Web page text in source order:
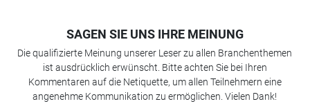
SAGEN SIE UNS IHRE MEINUNG
Die qualifizierte Meinung unserer Leser zu allen Branchenthemen
ist ausdrücklich erwünscht. Bitte achten Sie bei Ihren
Kommentaren auf die Netiquette, um allen Teilnehmern eine
angenehme Kommunikation zu ermöglichen. Vielen Dank!